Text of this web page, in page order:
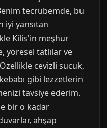
tecrübemde, bu
yansıtan
Kilis'in meşhur
yöresel tatlılar ve
cevizli sucuk,
gibi lezzetlerin
tavsiye ederim.
bir o kadar
ahşap